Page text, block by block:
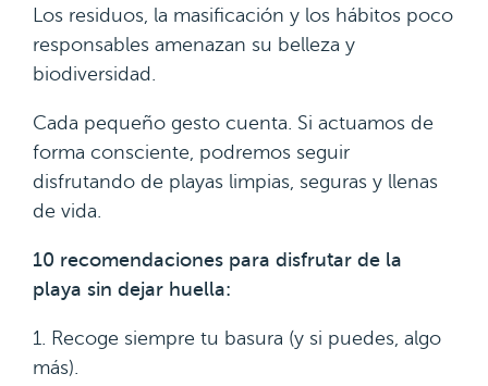
Los residuos, la masificación y los hábitos poco
responsables amenazan su belleza y
biodiversidad.
Cada pequeño gesto cuenta. Si actuamos de
forma consciente, podremos seguir
disfrutando de playas limpias, seguras y llenas
de vida.
10 recomendaciones para disfrutar de la
playa sin dejar huella:
1. Recoge siempre tu basura (y si puedes, algo
más).